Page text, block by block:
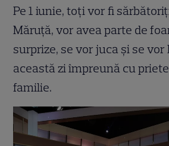
Pe 1 iunie, toți vor fi
Măruță, vor avea parte de
surprize, se vor juca și se vor
această zi împreună cu
familie.